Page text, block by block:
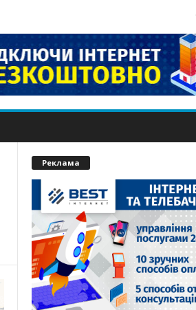
Реклама